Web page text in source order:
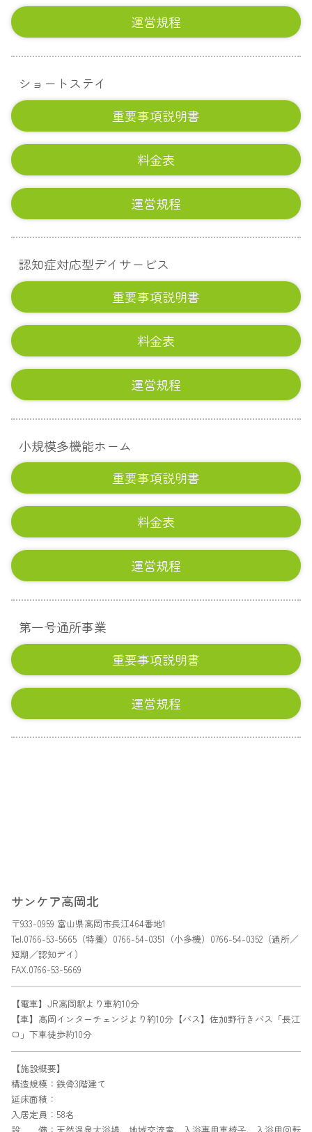
運営規程
ショートステイ
重要事項説明書
料金表
運営規程
認知症対応型デイサービス
重要事項説明書
料金表
運営規程
小規模多機能ホーム
重要事項説明書
料金表
運営規程
第一号通所事業
重要事項説明書
運営規程
サンケア高岡北
〒933-0959 富山県高岡市長江464番地1
Tel.0766-53-5665（特養） 0766-54-0351（小多機） 0766-54-0352（通所／
短期／認知デイ）
FAX.0766-53-5669
【電車】JR高岡駅より車約10分
【車】高岡インターチェンジより約10分【バス】佐加野行きバス「長江
口」下車徒歩約10分
【施設概要】
構造規模：鉄骨3階建て
延床面積：
入居定員：58名